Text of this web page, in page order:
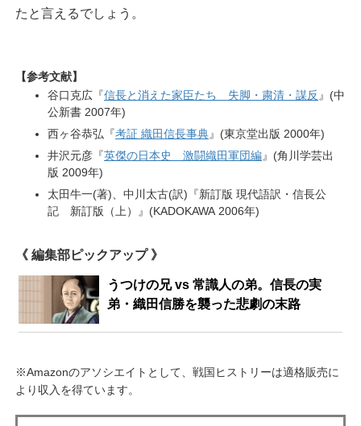
たと言えるでしょう。
【参考文献】
谷口克広『信長と消えた家臣たち 失脚・粛清・謀反 』(中
公新書 2007年)
西ヶ谷恭弘『考証 織田信長事典』(東京堂出版 2000年)
井沢元彦『英傑の日本史 激闘織田軍団編』(角川学芸出
版 2009年)
太田牛一(著)、中川太古(訳)『新訂版 現代語訳・信長公
記 新訂版（上）』(KADOKAWA 2006年)
《 編集部ピックアップ 》
うつけの兄 vs 常識人の弟。信長の実
弟・織田信勝を襲った悲劇の末路
※Amazonのアソシエイトとして、戦国ヒストリーは適格販売に
より収入を得ています。